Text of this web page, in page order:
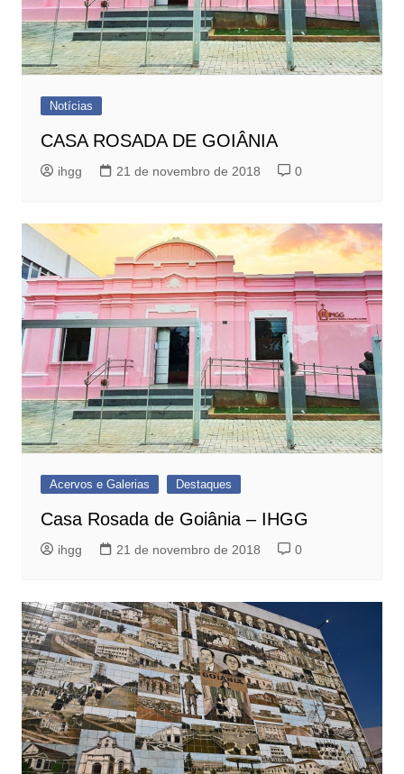
Notícias
CASA ROSADA DE GOIÂNIA
ihgg 21 de novembro de 2018 0
Acervos e Galerias Destaques
Casa Rosada de Goiânia – IHGG
ihgg 21 de novembro de 2018 0